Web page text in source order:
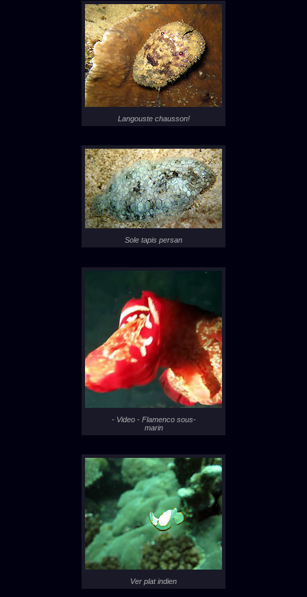
Langouste chausson!
Sole tapis persan
- Video - Flamenco sous-
marin
Ver plat indien